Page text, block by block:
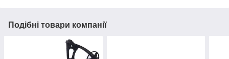
Подібні товари компанії